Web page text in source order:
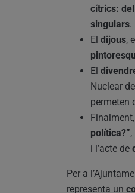
cítrics:
singulars.
El dijous, el
El
Nuclear
permeten
Finalment,
política?”
i l’acte de
Per a
representa un